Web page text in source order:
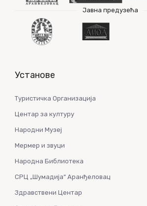
Јавна предузећа
Установе
Туристичка Организација
Центар за културу
Народни Музеј
Мермер и звуци
Народна Библиотека
СРЦ „Шумадија“ Аранђеловац
Здравствени Центар